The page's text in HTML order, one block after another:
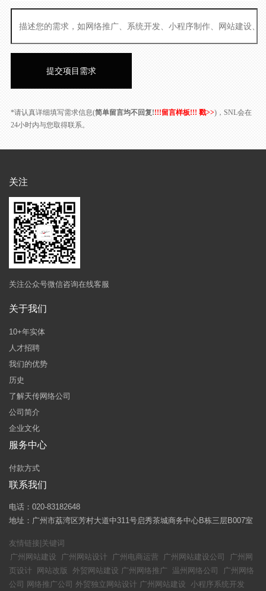
*请认真详细填写需求信息(简单留言均不回复!!!!留言样板!!! 戳>>)，SNL会在
24小时内与您取得联系。
关注
关注公众号微信咨询在线客服
关于我们
10+年实体
人才招聘
我们的优势
历史
了解天传网络公司
公司简介
企业文化
服务中心
付款方式
联系我们
电话：020-83182648
地址：广州市荔湾区芳村大道中311号启秀茶城商务中心B栋三层B007室
友情链接|关键词
广州网站建设
广州网站设计 广州电商运营 广州网站建设公司
广州网
页设计
网站改版 外贸网站建设 广州网络推广 温州网络公司
广州网络
公司 网络推广公司 外贸独立网站设计 广州网站建设 小程序系统开发